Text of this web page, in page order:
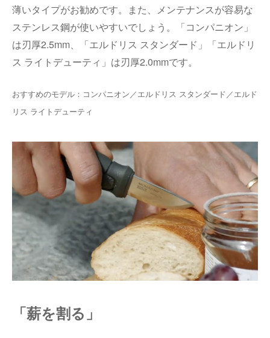
薄いタイプがお勧めです。また、メンテナンスが容易な
ステンレス鋼が使いやすいでしょう。「コンパニオン」
は刃厚2.5mm、「エルドリス スタンダード」「エルドリ
ス ライトデューティ」は刃厚2.0mmです。
おすすめのモデル：コンパニオン／エルドリス スタンダード／エルド
リス ライトデューティ
「薪を割る」